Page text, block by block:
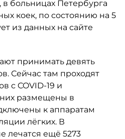
в больницах Петербурга
коек, по состоянию на 5
из данных на сайте
принимать девять
Сейчас там проходят
с COVID-19 и
размещены в
к аппаратам
лёгких. В
лечатся ещё 5273